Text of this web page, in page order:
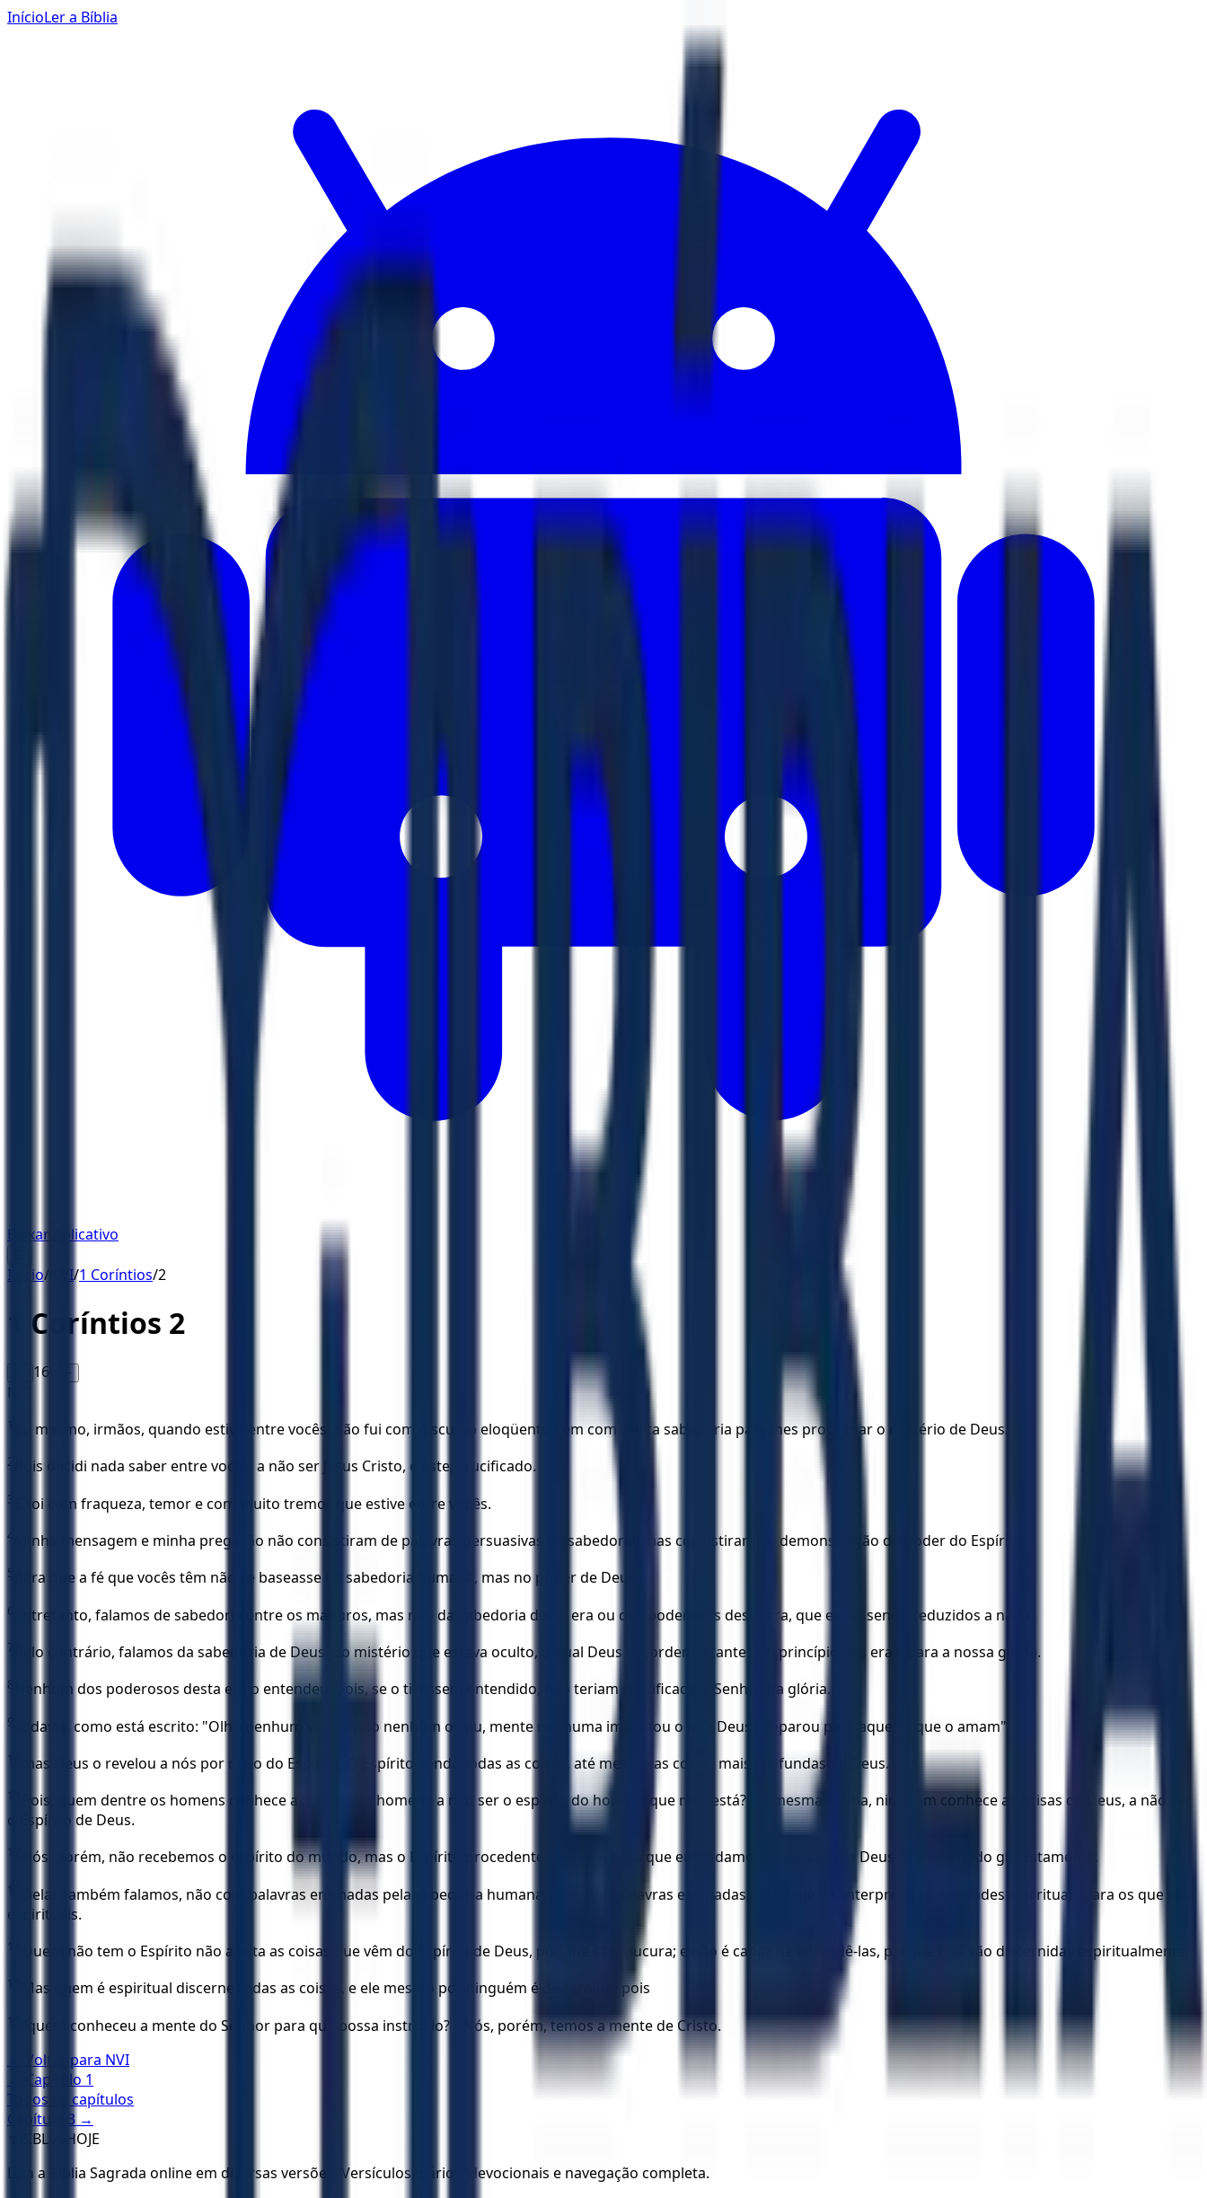
InícioLer a Bíblia
Baixar Aplicativo
Início/ NVI/1 Coríntios/2
1 Coríntios 2
16 A+
NVI
1 Eu mesmo, irmãos, quando estive entre vocês, não fui com discurso eloqüente nem com muita sabedoria para lhes proclamar o mistério de Deus.
2 Pois decidi nada saber entre vocês, a não ser Jesus Cristo, e este, crucificado.
3 E foi com fraqueza, temor e com muito tremor que estive entre vocês.
4 Minha mensagem e minha pregação não consistiram de palavras persuasivas de sabedoria, mas consistiram de demonstração do poder do Espírito,
5 para que a fé que vocês têm não se baseasse na sabedoria humana, mas no poder de Deus.
6 Entretanto, falamos de sabedoria entre os maduros, mas não da sabedoria desta era ou dos poderosos desta era, que estão sendo reduzidos a nada.
7 Pelo contrário, falamos da sabedoria de Deus, do mistério que estava oculto, o qual Deus preordenou, antes do princípio das eras, para a nossa glória.
8 Nenhum dos poderosos desta era o entendeu, pois, se o tivessem entendido, não teriam crucificado o Senhor da glória.
9 Todavia, como está escrito: "Olho nenhum viu, ouvido nenhum ouviu, mente nenhuma imaginou o que Deus preparou para aqueles que o amam";
10 mas Deus o revelou a nós por meio do Espírito. O Espírito sonda todas as coisas, até mesmo as coisas mais profundas de Deus.
11
Pois, quem dentre os homens conhece as coisas do homem, a não ser o espírito do homem que nele está? Da mesma forma, ninguém conhece as coisas de Deus, a não ser
o Espírito de Deus.
12 Nós, porém, não recebemos o espírito do mundo, mas o Espírito procedente de Deus, para que entendamos as coisas que Deus nos tem dado gratuitamente.
13
Delas também falamos, não com palavras ensinadas pela sabedoria humana, mas com palavras ensinadas pelo Espírito, interpretando verdades espirituais para os que são
espirituais.
14 Quem não tem o Espírito não aceita as coisas que vêm do Espírito de Deus, pois lhe são loucura; e não é capaz de entendê-las, porque elas são discernidas espiritualmente.
15 Mas quem é espiritual discerne todas as coisas, e ele mesmo por ninguém é discernido; pois
16
"quem conheceu a mente do Senhor para que possa instruí-lo? " Nós, porém, temos a mente de Cristo.
← Voltar para NVI
← Capítulo 1
Todos os capítulos
Capítulo
3 →
BÍBLIA HOJE
Leia a Bíblia Sagrada online em diversas versões. Versículos diários, devocionais e navegação completa.